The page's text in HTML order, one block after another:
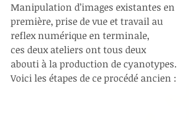
Manipulation d’images existantes en
première, prise de vue et travail au
reflex numérique en terminale,
ces deux ateliers ont tous deux
abouti à la production de cyanotypes.
Voici les étapes de ce procédé ancien :